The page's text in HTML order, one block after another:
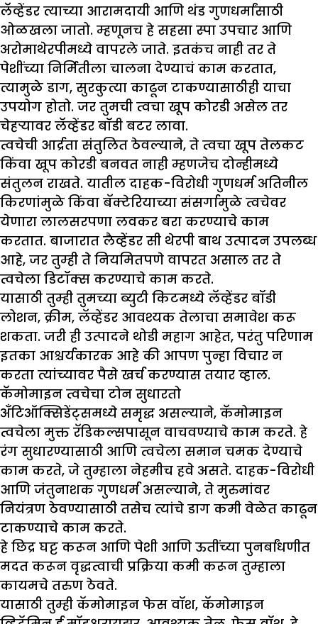
लॅव्हेंडर त्याच्या आरामदायी आणि थंड गुणधर्मांसाठी
ओळखला जातो. म्हणूनच हे सहसा स्पा उपचार आणि
अरोमाथेरपीमध्ये वापरले जाते. इतकंच नाही तर ते
पेशींच्या निर्मितीला चालना देण्याचं काम करतात,
त्यामुळे डाग, सुरकुत्या काढून टाकण्यासाठीही याचा
उपयोग होतो. जर तुमची त्वचा खूप कोरडी असेल तर
चेहऱ्यावर लॅव्हेंडर बॉडी बटर लावा.
त्वचेची आर्द्रता संतुलित ठेवल्याने, ते त्वचा खूप तेलकट
किंवा खूप कोरडी बनवत नाही म्हणजेच दोन्हीमध्ये
संतुलन राखते. यातील दाहक-विरोधी गुणधर्म अतिनील
किरणांमुळे किंवा बॅक्टेरियाच्या संसर्गामुळे त्वचेवर
येणारा लालसरपणा लवकर बरा करण्याचे काम
करतात. बाजारात लैव्हेंडर सी थेरपी बाथ उत्पादन उपलब्ध
आहे, जर तुम्ही ते नियमितपणे वापरत असाल तर ते
त्वचेला डिटॉक्स करण्याचे काम करते.
यासाठी तुम्ही तुमच्या ब्युटी किटमध्ये लॅव्हेंडर बॉडी
लोशन, क्रीम, लॅव्हेंडर आवश्यक तेलाचा समावेश करू
शकता. जरी ही उत्पादने थोडी महाग आहेत, परंतु परिणाम
इतका आश्चर्यकारक आहे की आपण पुन्हा विचार न
करता त्यांच्यावर पैसे खर्च करण्यास तयार व्हाल.
कॅमोमाइन त्वचेचा टोन सुधारतो
अँटिऑक्सिडेंट्समध्ये समृद्ध असल्याने, कॅमोमाइन
त्वचेला मुक्त रॅडिकल्सपासून वाचवण्याचे काम करते. हे
रंग सुधारण्यासाठी आणि त्वचेला समान चमक देण्याचे
काम करते, जे तुम्हाला नेहमीच हवे असते. दाहक-विरोधी
आणि जंतुनाशक गुणधर्म असल्याने, ते मुरुमांवर
नियंत्रण ठेवण्यासाठी तसेच त्यांचे डाग कमी वेळेत काढून
टाकण्याचे काम करते.
हे छिद्र घट्ट करून आणि पेशी आणि ऊतींच्या पुनर्बांधणीत
मदत करून वृद्धत्वाची प्रक्रिया कमी करून तुम्हाला
कायमचे तरुण ठेवते.
यासाठी तुम्ही कॅमोमाइन फेस वॉश, कॅमोमाइन